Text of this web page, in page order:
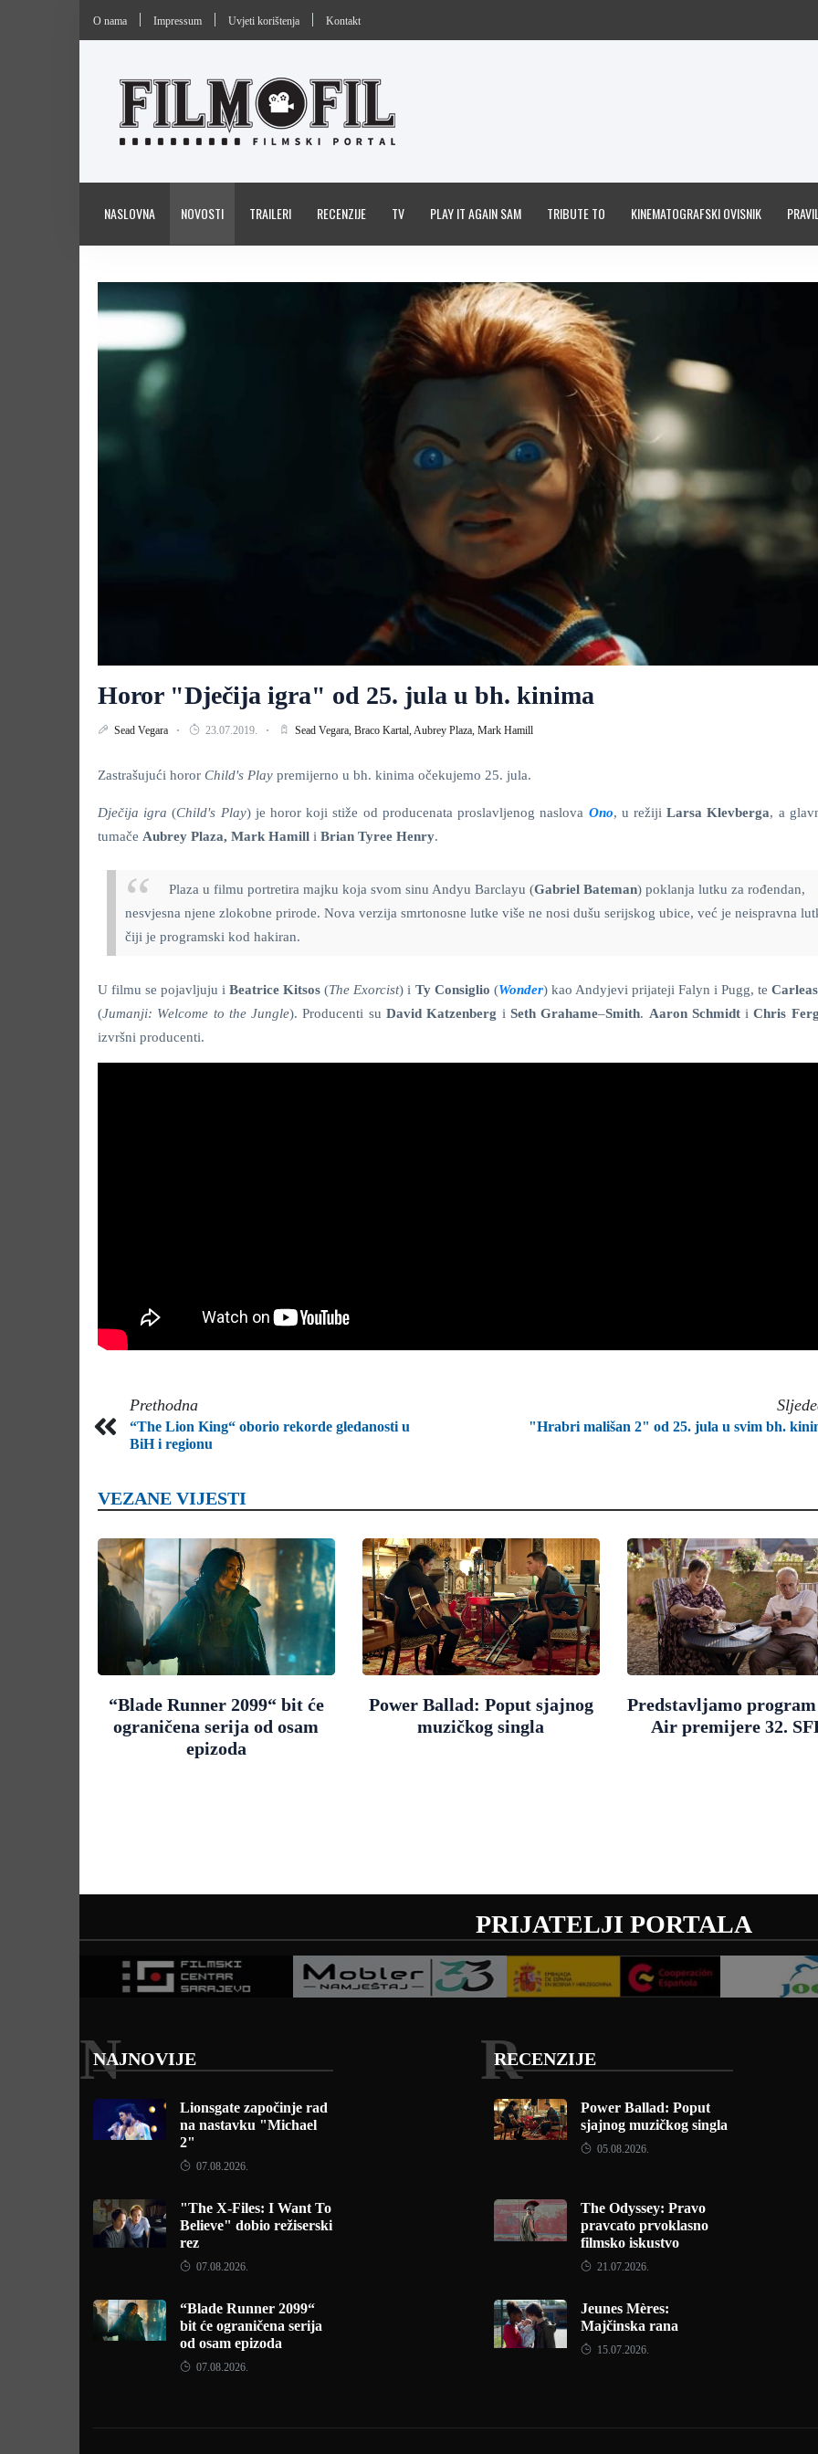
O nama Impressum Uvjeti korištenja Kontakt
NASLOVNA NOVOSTI TRAILERI RECENZIJE TV PLAY IT AGAIN SAM TRIBUTE TO KINEMATOGRAFSKI OVISNIK
Horor "Dječija igra" od 25. jula u bh. kinima
Sead Vegara 23.07.2019. Sead Vegara, Braco Kartal,Aubrey Plaza, Mark Hamill
Zastrašujući horor Child's Play premijerno u bh. kinima očekujemo 25. jula.
Dječija igra (Child's Play) je horor koji stiže od producenata proslavljenog naslova Ono, u režijiLarsa Klevberga, a
tumače Aubrey Plaza, Mark Hamill i Brian Tyree Henry.
Plaza u filmu portretira majku koja svom sinu Andyu Barclayu (Gabriel Bateman) poklanja lutku za rođendan,
nesvjesna njene zlokobne prirode. Nova verzija smrtonosne lutke više ne nosi dušu serijskog ubice, već je neispravna
čiji je programski kod hakiran.
U filmu se pojavljuju iBeatrice Kitsos (The Exorcist) i Ty Consiglio (Wonder) kao Andyjevi prijateji Falyn i Pugg, te
(Jumanji: Welcome to the Jungle). Producenti su David Katzenberg i Seth Grahame–Smith. Aaron SchmidtiChris
izvršni producenti.
Prethodna
“The Lion King“ oborio rekorde gledanosti u
BiH i regionu
"Hrabri mališan 2" od 25. jula u svim bh.
VEZANE VIJESTI
“Blade Runner 2099“ bit će
ograničena serija od osam
epizoda
Power Ballad: Poput sjajnog
muzičkog singla
Predstavljamo
Air premijere 32.
PRIJATELJI PORTALA
NAJNOVIJE
N
Lionsgate započinje rad
na nastavku "Michael
2"
07.08.2026.
"The X-Files: I Want To
Believe" dobio režiserski
rez
07.08.2026.
“Blade Runner 2099“
bit će ograničena serija
od osam epizoda
07.08.2026.
RECENZIJE
R
Power Ballad: Poput
sjajnog muzičkog singla
05.08.2026.
The Odyssey: Pravo
pravcato prvoklasno
filmsko iskustvo
21.07.2026.
Jeunes Mères:
Majčinska rana
15.07.2026.